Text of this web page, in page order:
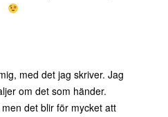
med det jag skriver. Jag
om det som händer.
det blir för mycket att